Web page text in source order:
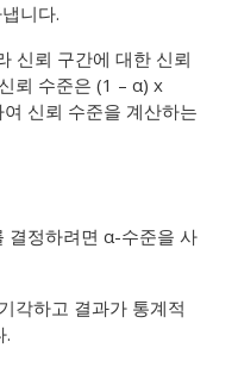
니다.
신뢰 구간에 대한 신뢰
뢰 수준은 (1 – α) x
신뢰 수준을 계산하는
결정하려면 α-수준을 사
각하고 결과가 통계적
.